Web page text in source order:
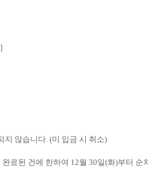
지 않습니다. (미 입금 시 취소)
완료된 건에 한하여 12월 30일(화)부터 순